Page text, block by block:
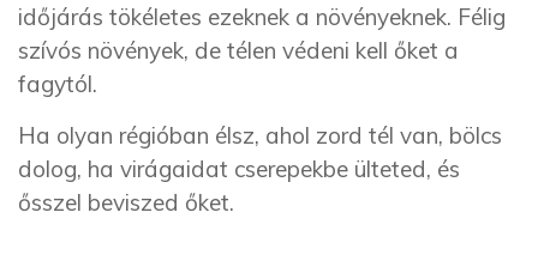
időjárás tökéletes ezeknek a növényeknek. Félig
szívós növények, de télen védeni kell őket a
fagytól.
Ha olyan régióban élsz, ahol zord tél van, bölcs
dolog, ha virágaidat cserepekbe ülteted, és
ősszel beviszed őket.